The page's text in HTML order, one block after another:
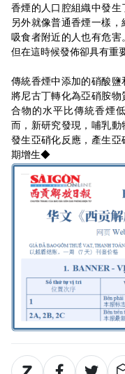
香煙的人口腔組織中發生
另外就像普通香煙一樣
吸食者附近的人也有危害
但在這時候發佈卻具有重
傳統香煙中添加的硝酸鹽
將尼古丁轉化為亞硝胺
合物的水平比傳統香煙
而，新研究發現，哺乳
發生亞硝化反應，產生
期增生◆